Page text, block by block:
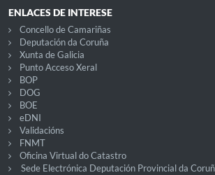
ENLACES DE INTERESE
Concello de Camariñas
Deputación da Coruña
Xunta de Galicia
Punto Acceso Xeral
BOP
DOG
BOE
eDNI
Validacións
FNMT
Oficina Virtual do Catastro
Sede Electrónica Deputación Provincial da